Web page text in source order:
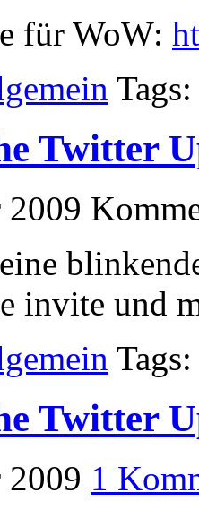
für WoW:
Tags:
Twitter
2009
invite und
Tags:
Twitter
2009 1